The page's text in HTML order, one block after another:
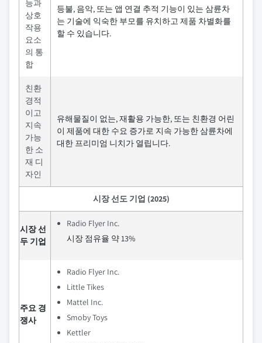
능과
상호
작용
요소
의 통
합
등불, 음악, 또는 앱 연결 추적 기능이 있는 삼륜차
는 기술에 익숙한 부모를 유치하고 제품 차별화를
할 수 있습니다.
친환
경적
이고
지속
가능
한 소
재 디
자인
유해물질이 없는, 재활용 가능한, 또는 친환경 어린
이 제품에 대한 수요 증가로 지속 가능한 삼륜차에
대한 프리미엄 니치가 열립니다.
시장 선도 기업 (2025)
시장 선
두 기업
Radio Flyer Inc.
시장 점유율 약 13%
주요 경
쟁사
Radio Flyer Inc.
Little Tikes
Mattel Inc.
Smoby Toys
Kettler